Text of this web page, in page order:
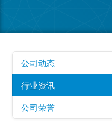
公司动态
行业资讯
公司荣誉